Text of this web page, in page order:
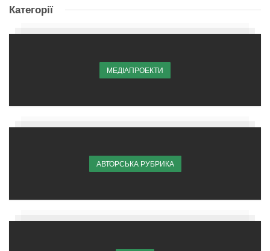
Категорії
МЕДІАПРОЕКТИ
АВТОРСЬКА РУБРИКА